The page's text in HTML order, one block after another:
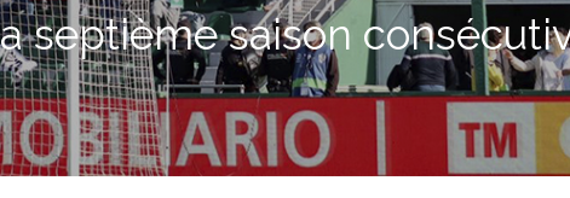
septième saison